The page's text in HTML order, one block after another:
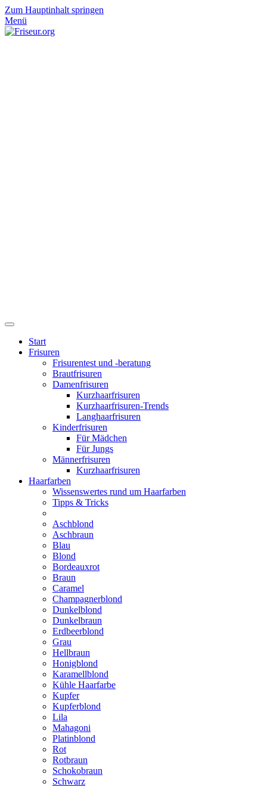
Zum Hauptinhalt springen
Menü
Start
Frisuren
Frisurentest und -beratung
Brautfrisuren
Damenfrisuren
Kurzhaarfrisuren
Kurzhaarfrisuren-Trends
Langhaarfrisuren
Kinderfrisuren
Für Mädchen
Für Jungs
Männerfrisuren
Kurzhaarfrisuren
Haarfarben
Wissenswertes rund um Haarfarben
Tipps & Tricks
Aschblond
Aschbraun
Blau
Blond
Bordeauxrot
Braun
Caramel
Champagnerblond
Dunkelblond
Dunkelbraun
Erdbeerblond
Grau
Hellbraun
Honigblond
Karamellblond
Kühle Haarfarbe
Kupfer
Kupferblond
Lila
Mahagoni
Platinblond
Rot
Rotbraun
Schokobraun
Schwarz